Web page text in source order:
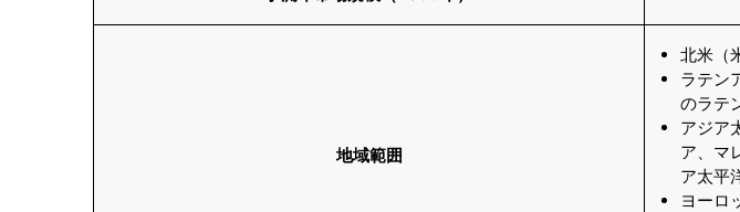
地域範囲
北米（
ラテン
のラテ
アジア
ア、マ
ア太平
ヨーロ